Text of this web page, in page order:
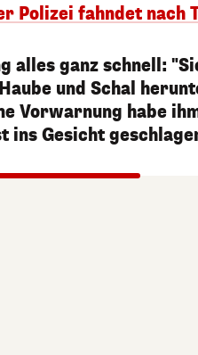
Polizei fahndet nach
alles ganz schnell:
und Schal
Vorwarnung habe
ins Gesicht